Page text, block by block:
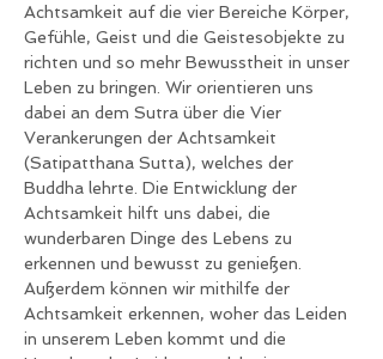
Achtsamkeit auf die vier Bereiche Körper,
Gefühle, Geist und die Geistesobjekte zu
richten und so mehr Bewusstheit in unser
Leben zu bringen. Wir orientieren uns
dabei an dem Sutra über die Vier
Verankerungen der Achtsamkeit
(Satipatthana Sutta), welches der
Buddha lehrte. Die Entwicklung der
Achtsamkeit hilft uns dabei, die
wunderbaren Dinge des Lebens zu
erkennen und bewusst zu genießen.
Außerdem können wir mithilfe der
Achtsamkeit erkennen, woher das Leiden
in unserem Leben kommt und die